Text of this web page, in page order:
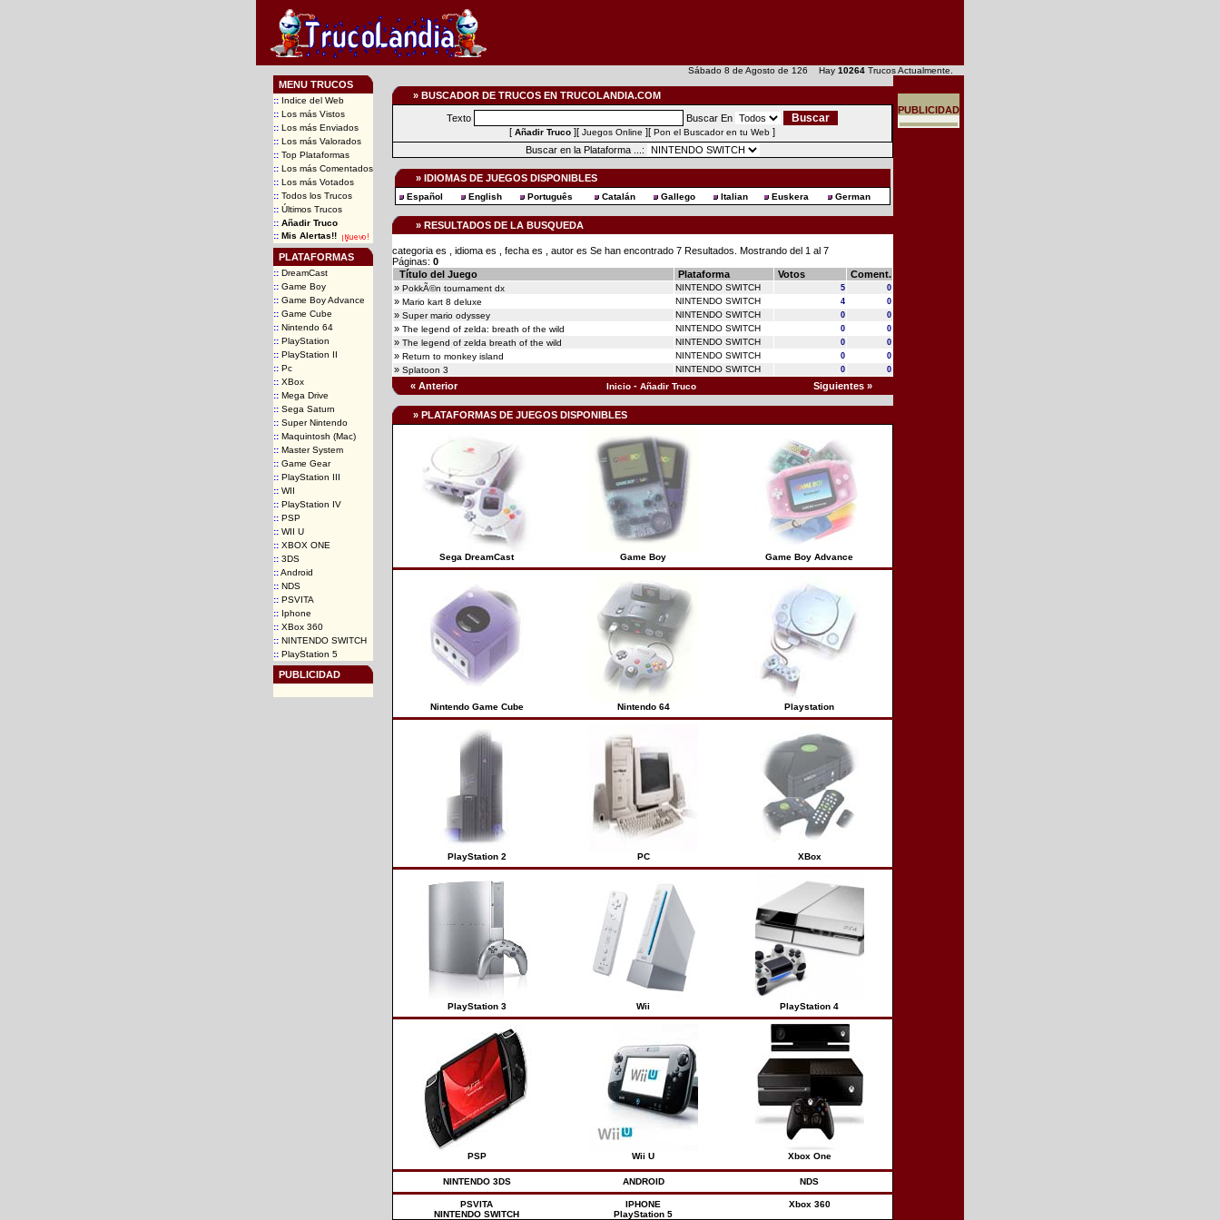
Sábado 8 de Agosto de 126 Hay 10264 Trucos Actualmente.
MENU TRUCOS
::Indice del Web
::Los más Vistos
::Los más Enviados
::Los más Valorados
::Top Plataformas
::Los más Comentados
::Los más Votados
::Todos los Trucos
::Últimos Trucos
:: Añadir Truco
:: Mis Alertas!!
PLATAFORMAS
::DreamCast
::Game Boy
::Game Boy Advance
::Game Cube
::Nintendo 64
::PlayStation
::PlayStation II
::Pc
::XBox
::Mega Drive
::Sega Saturn
::Super Nintendo
::Maquintosh (Mac)
::Master System
::Game Gear
::PlayStation III
::WII
::PlayStation IV
::PSP
::WII U
::XBOX ONE
::3DS
::Android
::NDS
::PSVITA
::Iphone
::XBox 360
::NINTENDO SWITCH
::PlayStation 5
PUBLICIDAD
» BUSCADOR DE TRUCOS EN TRUCOLANDIA.COM
Texto
Buscar En
[ Añadir Truco ][ Juegos Online ][ Pon el Buscador en tu Web ]
Buscar en la Plataforma ...:
» IDIOMAS DE JUEGOS DISPONIBLES
Español English Português Catalán Gallego Italian Euskera German
» RESULTADOS DE LA BUSQUEDA
categoria es , idioma es , fecha es , autor es Se han encontrado 7 Resultados. Mostrando del 1 al 7
Páginas: 0
Título del Juego
Plataforma Votos
Coment.
» PokkÃ©n tournament dx NINTENDO SWITCH 5 0
» Mario kart 8 deluxe NINTENDO SWITCH 4 0
» Super mario odyssey NINTENDO SWITCH 0 0
» The legend of zelda: breath of the wild NINTENDO SWITCH 0 0
» The legend of zelda breath of the wild NINTENDO SWITCH 0 0
» Return to monkey island NINTENDO SWITCH 0 0
» Splatoon 3 NINTENDO SWITCH 0 0
« Anterior Inicio - Añadir Truco Siguientes »
» PLATAFORMAS DE JUEGOS DISPONIBLES
Sega DreamCast Game Boy Game Boy Advance
Nintendo Game Cube Nintendo 64 Playstation
PlayStation 2 PC XBox
PlayStation 3 Wii PlayStation 4
PSP Wii U Xbox One
NINTENDO 3DS ANDROID NDS
PSVITA IPHONE
Xbox 360
NINTENDO SWITCH
PlayStation 5
PUBLICIDAD